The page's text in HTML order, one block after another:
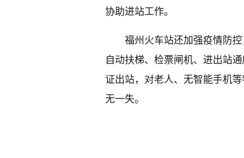
协助进站工作。
福州火车站还加强疫情防
自动扶梯、检票闸机、进出站
证出站，对老人、无智能手机
无一失。